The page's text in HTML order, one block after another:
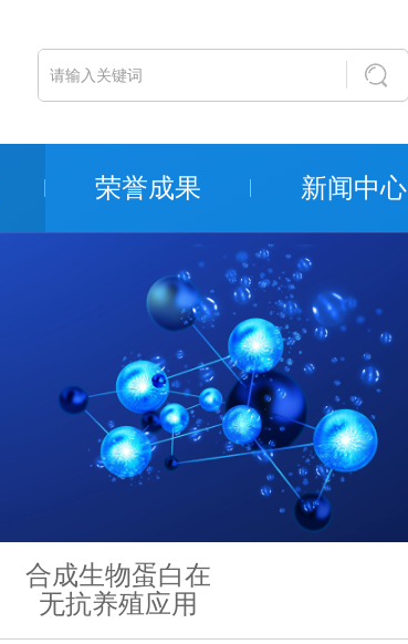
荣誉成果 新闻中心
合成生物蛋白在
无抗养殖应用